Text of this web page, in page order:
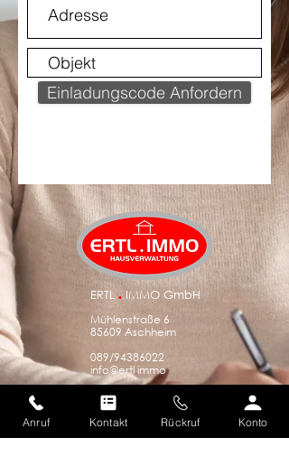
Einladungscode Anfordern
ERTL .IMMO GmbH
Mühlenstraße 6
85609 Aschheim
089/94386022
info@ertl.immo
Anruf Kontakt Rückruf Konto